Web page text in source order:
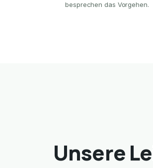
besprechen das Vorgehen.
Unsere